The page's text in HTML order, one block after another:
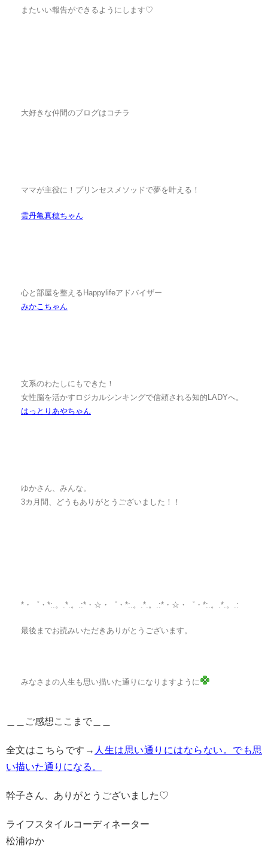
またいい報告ができるようにします♡
大好きな仲間のブログはコチラ
ママが主役に！プリンセスメソッドで夢を叶える！
雲丹亀真穂ちゃん
心と部屋を整えるHappylifeアドバイザー
みかこちゃん
文系のわたしにもできた！
女性脳を活かすロジカルシンキングで信頼される知的LADYへ。
はっとりあやちゃん
ゆかさん、みんな。
3カ月間、どうもありがとうございました！！
*・゜・*:.。.*.。.:*・☆・゜・*:.。.*.。.:*・☆・゜・*:.。.*.。.:
最後までお読みいただきありがとうございます。
みなさまの人生も思い描いた通りになりますように
＿＿ご感想ここまで＿＿
全文はこちらです→ 人生は思い通りにはならない。でも思
い描いた通りになる。
幹子さん、ありがとうございました♡
ライフスタイルコーディネーター
松浦ゆか